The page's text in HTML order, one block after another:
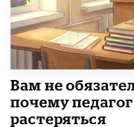
​Вам не
почему
растеряться